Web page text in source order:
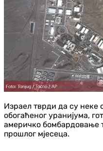
Израел тврди да су неке
обогаћеног уранијума,
америчко бомбардовање
прошлог мјесеца.